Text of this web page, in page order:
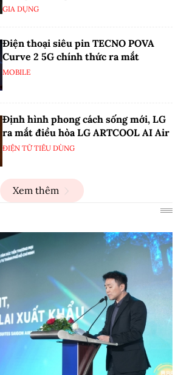
GIA DỤNG
Điện thoại siêu pin TECNO POVA
Curve 2 5G chính thức ra mắt
MOBILE
Định hình phong cách sống mới, LG
ra mắt điều hòa LG ARTCOOL AI Air
ĐIỆN TỬ TIÊU DÙNG
Xem thêm